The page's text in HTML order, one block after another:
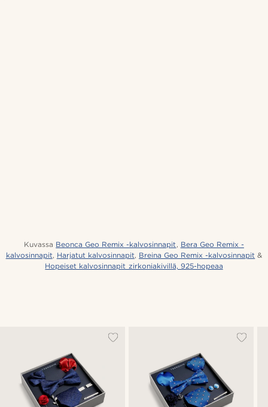
Kuvassa Beonca Geo Remix -kalvosinnapit, Bera Geo Remix -
kalvosinnapit, Harjatut kalvosinnapit, Breina Geo Remix -kalvosinnapit &
Hopeiset kalvosinnapit zirkoniakivillä, 925-hopeaa